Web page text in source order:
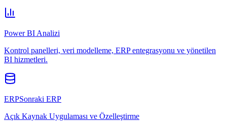
Power BI Analizi
Kontrol panelleri, veri modelleme, ERP entegrasyonu ve yönetilen
BI hizmetleri.
ERPSonraki ERP
Açık Kaynak Uygulaması ve Özelleştirme